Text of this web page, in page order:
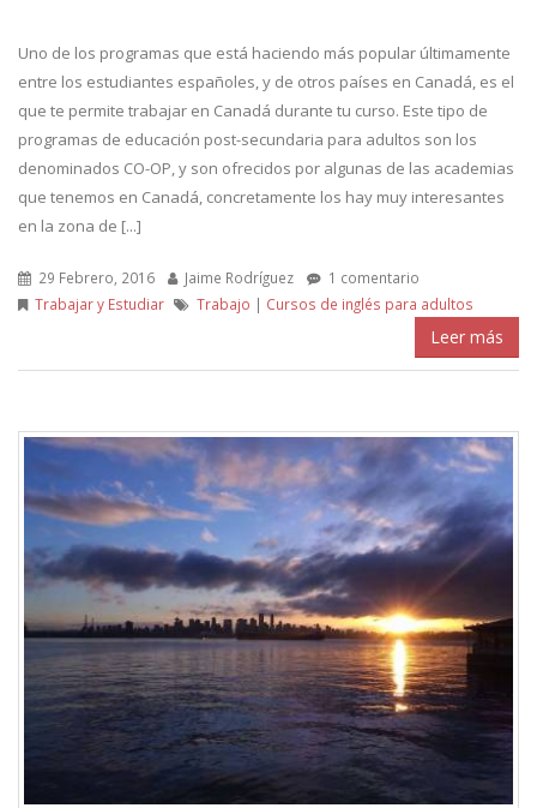
Uno de los programas que está haciendo más popular últimamente
entre los estudiantes españoles, y de otros países en Canadá, es el
que te permite trabajar en Canadá durante tu curso. Este tipo de
programas de educación post-secundaria para adultos son los
denominados CO-OP, y son ofrecidos por algunas de las academias
que tenemos en Canadá, concretamente los hay muy interesantes
en la zona de [...]
29 Febrero, 2016 Jaime Rodríguez
1 comentario
Trabajar y Estudiar
Trabajo | Cursos de inglés para adultos
Leer más